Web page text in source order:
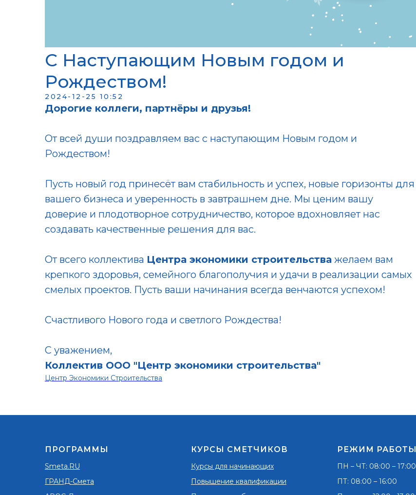
С Наступающим Новым годом и
Рождеством!
2024-12-25 10:52
Дорогие коллеги, партнёры и друзья!
От всей души поздравляем вас с наступающим Новым годом и
Рождеством!
Пусть новый год принесёт вам стабильность и успех, новые горизонты для
вашего бизнеса и уверенность в завтрашнем дне. Мы ценим вашу
доверие и плодотворное сотрудничество, которое вдохновляет нас
создавать качественные решения для вас.
От всего коллектива Центра экономики строительства желаем вам
крепкого здоровья, семейного благополучия и удачи в реализации самых
смелых проектов. Пусть ваши начинания всегда венчаются успехом!
Счастливого Нового года и светлого Рождества!
С уважением,
Коллектив ООО "Центр экономики строительства"
Центр Экономики Строительства
ПРОГРАММЫ
Smeta.RU
ГРАНД-Смета
КУРСЫ СМЕТЧИКОВ
Курсы для начинающих
Повышение квалификации
РЕЖИМ РАБОТЫ
ПН – ЧТ: 08:00 – 17:00
ПТ: 08:00 – 16:00